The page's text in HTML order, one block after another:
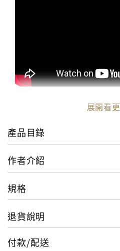
李準基聊自己的個性，原
다〉，
了；
第一次演動作片，因為吊索
到現在還是很怕高處的心情〈
이 정말 무서워요〉；
展開看
產品目錄
作者介紹
規格
退貨說明
付款/配送